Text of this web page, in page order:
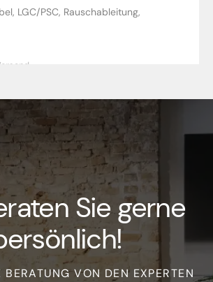
LGC/PSC, Rauschableitung,
Sie gerne
BERATUNG VON DEN EXPERTEN